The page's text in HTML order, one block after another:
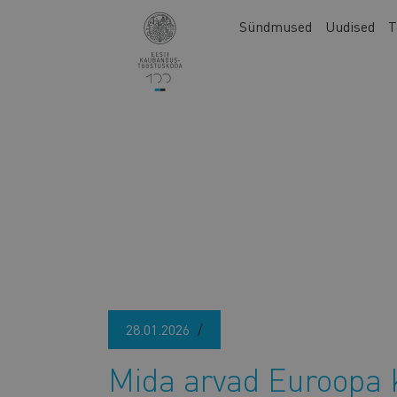
Main
Sündmused Uudised
28.01.2026
Mida arvad